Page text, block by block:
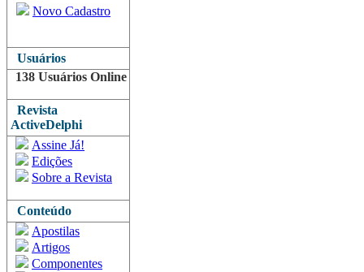
Novo Cadastro
Usuários
138 Usuários Online
Revista
ActiveDelphi
Assine Já!
Edições
Sobre a Revista
Conteúdo
Apostilas
Artigos
Componentes